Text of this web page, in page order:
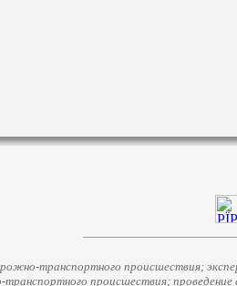
транспортного происшествия;
происшествия;